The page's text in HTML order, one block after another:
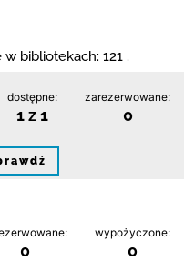
bibliotekach: 121 .
dostępne:
1 z 1
zarezerwowane:
0
0
wypożyczone:
0